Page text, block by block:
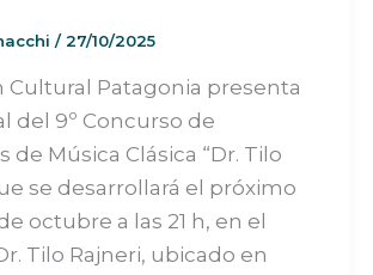
/27/10/2025
Cultural Patagonia presenta
del 9º Concurso de
de Música Clásica “Dr. Tilo
se desarrollará el próximo
octubre a las 21 h, en el
Tilo Rajneri, ubicado en